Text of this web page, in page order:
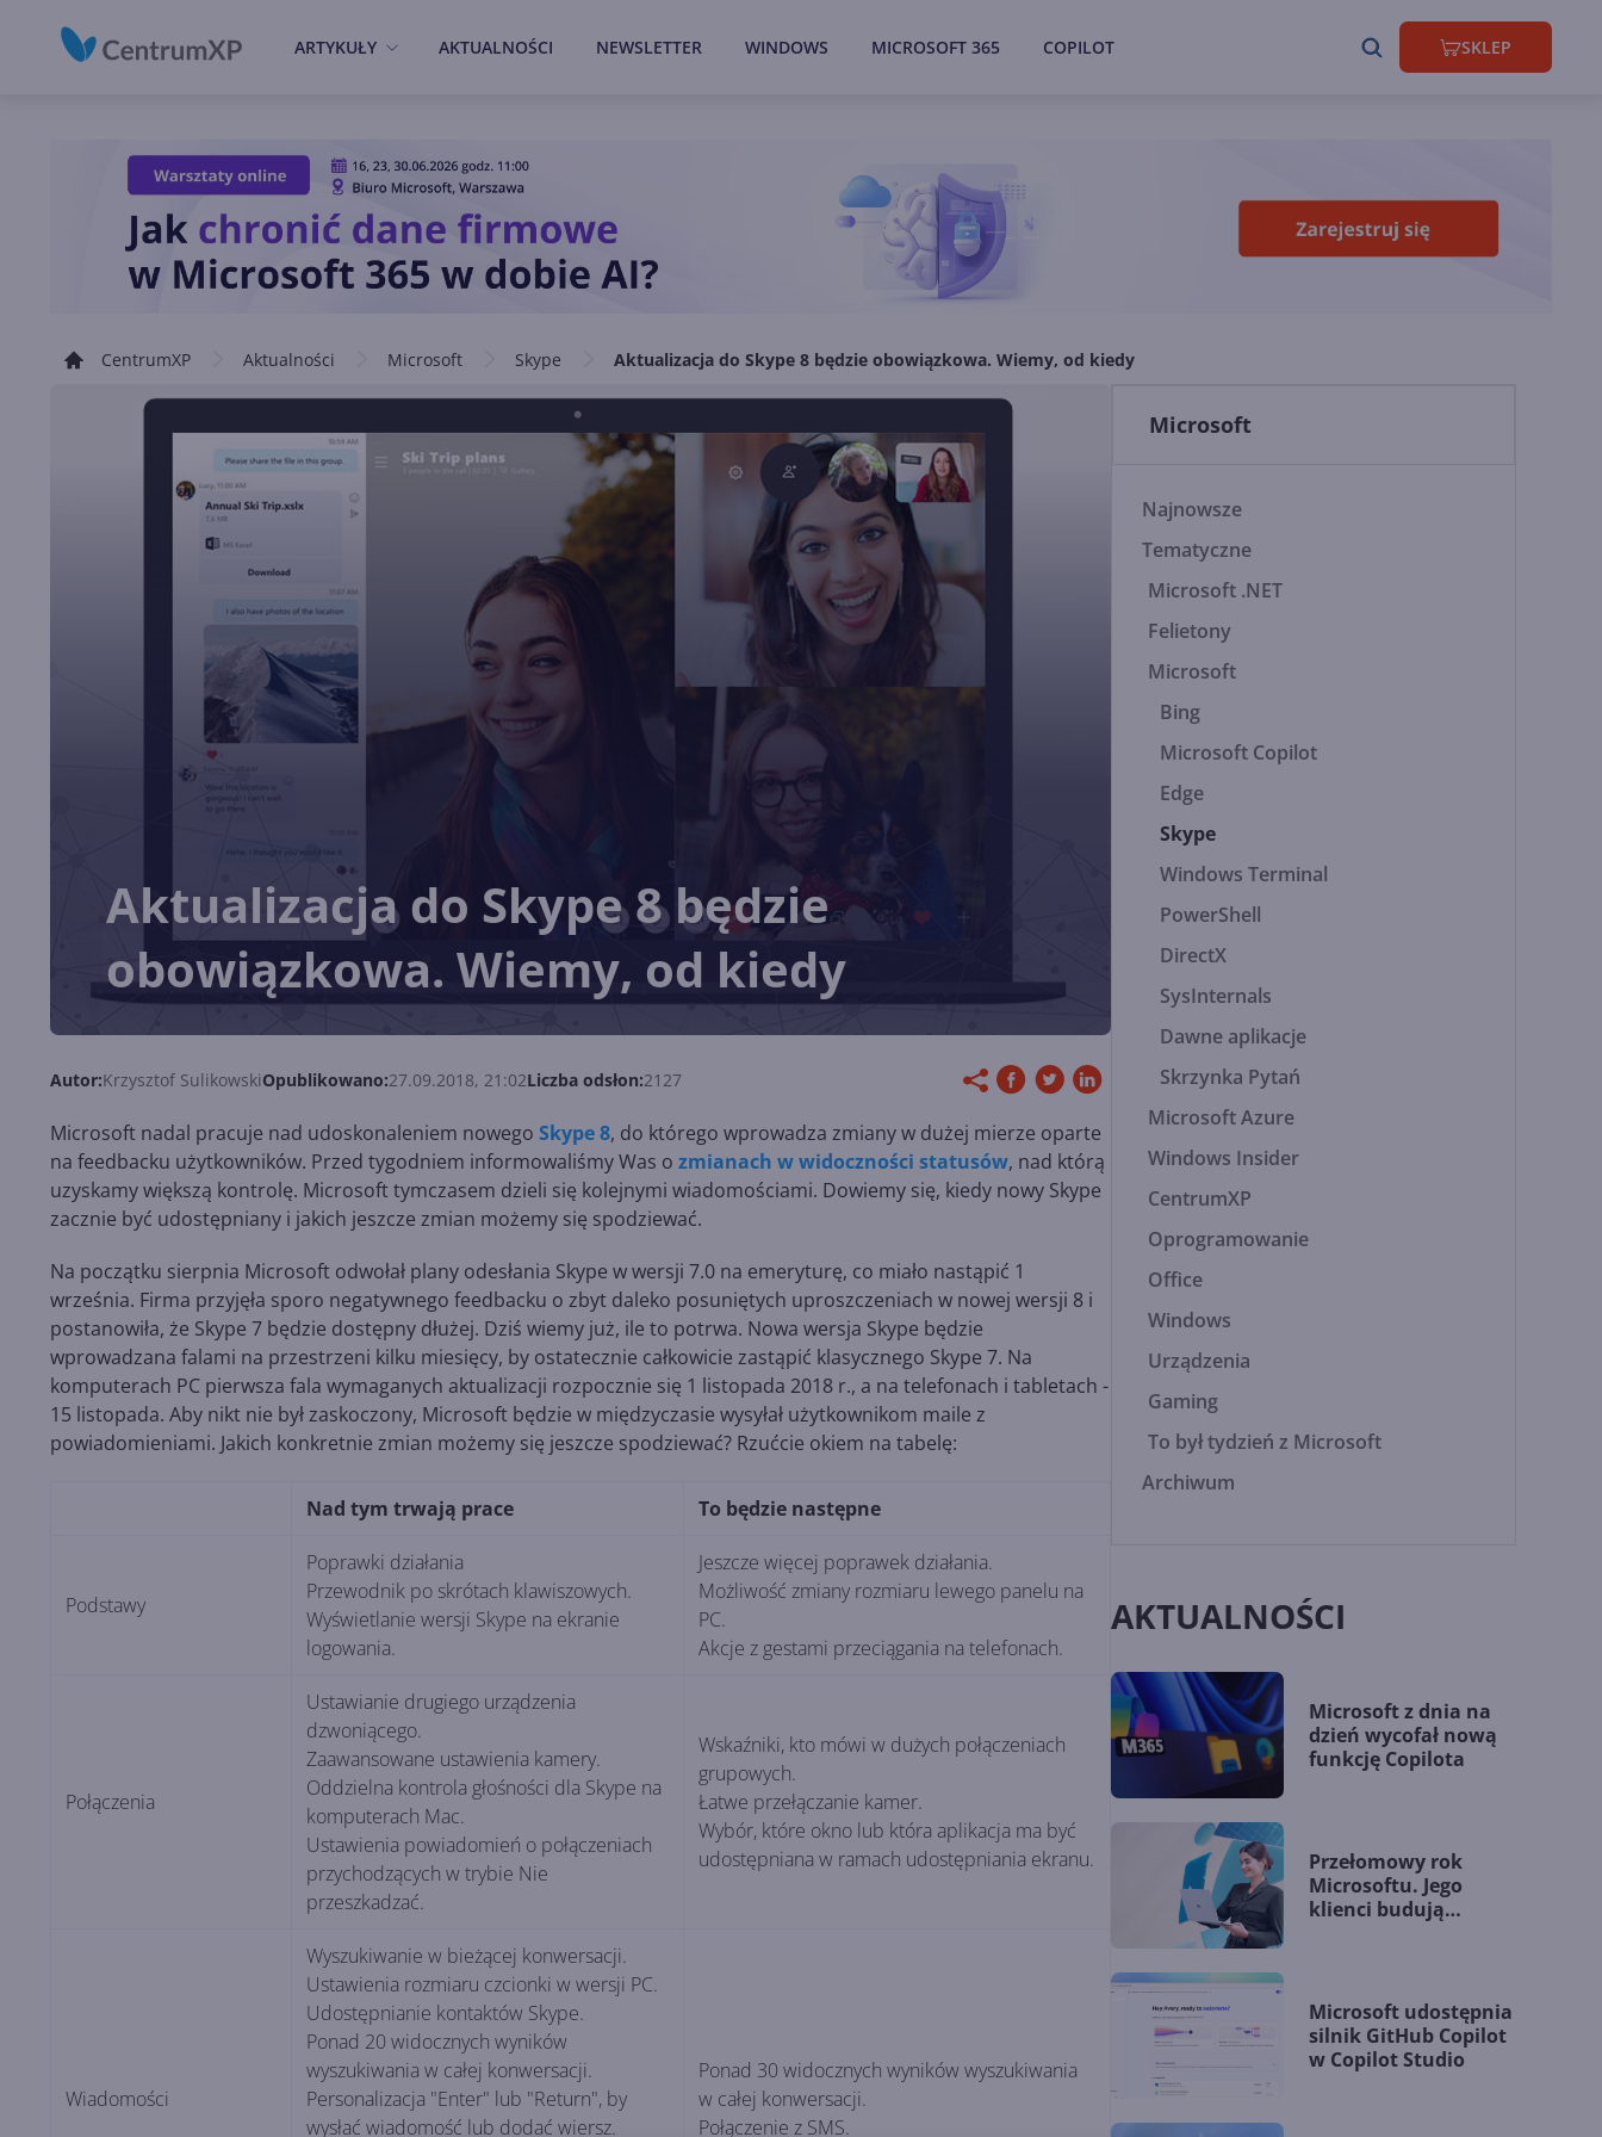
ARTYKUŁY AKTUALNOŚCI NEWSLETTER WINDOWS MICROSOFT 365 COPILOT SKLEP
CentrumXP Aktualności Microsoft Skype Aktualizacja do Skype 8 będzie obowiązkowa. Wiemy, od kiedy
Aktualizacja do Skype 8 będzie
obowiązkowa. Wiemy, od kiedy
Autor:Krzysztof SulikowskiOpublikowano:27.09.2018, 21:02Liczba odsłon:2127
Microsoft nadal pracuje nad udoskonaleniem nowego Skype 8, do którego wprowadza zmiany w dużej mierze oparte
na feedbacku użytkowników. Przed tygodniem informowaliśmy Was o zmianach w widoczności statusów, nad którą
uzyskamy większą kontrolę. Microsoft tymczasem dzieli się kolejnymi wiadomościami. Dowiemy się, kiedy nowy Skype
zacznie być udostępniany i jakich jeszcze zmian możemy się spodziewać.
Na początku sierpnia Microsoft odwołał plany odesłania Skype w wersji 7.0 na emeryturę, co miało nastąpić 1
września. Firma przyjęła sporo negatywnego feedbacku o zbyt daleko posuniętych uproszczeniach w nowej wersji 8 i
postanowiła, że Skype 7 będzie dostępny dłużej. Dziś wiemy już, ile to potrwa. Nowa wersja Skype będzie
wprowadzana falami na przestrzeni kilku miesięcy, by ostatecznie całkowicie zastąpić klasycznego Skype 7. Na
komputerach PC pierwsza fala wymaganych aktualizacji rozpocznie się 1 listopada 2018 r., a na telefonach i tabletach -
15 listopada. Aby nikt nie był zaskoczony, Microsoft będzie w międzyczasie wysyłał użytkownikom maile z
powiadomieniami. Jakich konkretnie zmian możemy się jeszcze spodziewać? Rzućcie okiem na tabelę:
Nad tym trwają prace To będzie następne
Podstawy
Poprawki działania
Przewodnik po skrótach klawiszowych.
Wyświetlanie wersji Skype na ekranie
logowania.
Jeszcze więcej poprawek działania.
Możliwość zmiany rozmiaru lewego panelu na
PC.
Akcje z gestami przeciągania na telefonach.
Połączenia
Ustawianie drugiego urządzenia
dzwoniącego.
Zaawansowane ustawienia kamery.
Oddzielna kontrola głośności dla Skype na
komputerach Mac.
Ustawienia powiadomień o połączeniach
przychodzących w trybie Nie
przeszkadzać.
Wskaźniki, kto mówi w dużych połączeniach
grupowych.
Łatwe przełączanie kamer.
Wybór, które okno lub która aplikacja ma być
udostępniana w ramach udostępniania ekranu.
Wiadomości
Wyszukiwanie w bieżącej konwersacji.
Ustawienia rozmiaru czcionki w wersji PC.
Udostępnianie kontaktów Skype.
Ponad 20 widocznych wyników
wyszukiwania w całej konwersacji.
Personalizacja "Enter" lub "Return", by
wysłać wiadomość lub dodać wiersz.
Ponad 30 widocznych wyników wyszukiwania
w całej konwersacji.
Połączenie z SMS.
Microsoft
Najnowsze
Tematyczne
Microsoft .NET
Felietony
Microsoft
Bing
Microsoft Copilot
Edge
Skype
Windows Terminal
PowerShell
DirectX
SysInternals
Dawne aplikacje
Skrzynka Pytań
Microsoft Azure
Windows Insider
CentrumXP
Oprogramowanie
Office
Windows
Urządzenia
Gaming
To był tydzień z Microsoft
Archiwum
AKTUALNOŚCI
Microsoft z dnia na
dzień wycofał nową
funkcję Copilota
Przełomowy rok
Microsoftu. Jego
klienci budują
Microsoft udostępnia
silnik GitHub Copilot
w Copilot Studio